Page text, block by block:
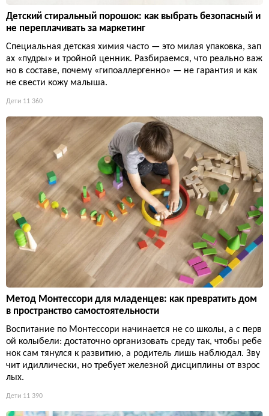
Детский стиральный порошок: как выбрать безопасный и
не переплачивать за маркетинг
Специальная детская химия часто — это милая упаковка, зап
ах «пудры» и тройной ценник. Разбираемся, что реально важ
но в составе, почему «гипоаллергенно» — не гарантия и как
не свести кожу малыша.
Дети 11 360
Метод Монтессори для младенцев: как превратить дом
в пространство самостоятельности
Воспитание по Монтессори начинается не со школы, а с перв
ой колыбели: достаточно организовать среду так, чтобы ребе
нок сам тянулся к развитию, а родитель лишь наблюдал. Зву
чит идиллически, но требует железной дисциплины от взрос
лых.
Дети 11 390